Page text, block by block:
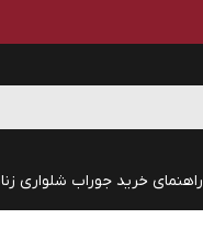
راهنمای خرید جوراب شلواری